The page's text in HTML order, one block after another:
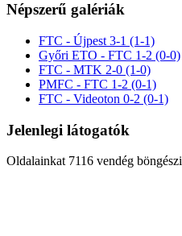
Népszerű galériák
FTC - Újpest 3-1 (1-1)
Győri ETO - FTC 1-2 (0-0)
FTC - MTK 2-0 (1-0)
PMFC - FTC 1-2 (0-1)
FTC - Videoton 0-2 (0-1)
Jelenlegi látogatók
Oldalainkat 7116 vendég böngészi